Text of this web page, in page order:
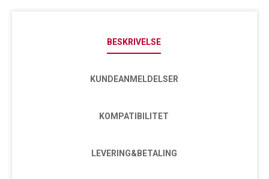
BESKRIVELSE
KUNDEANMELDELSER
KOMPATIBILITET
LEVERING&BETALING